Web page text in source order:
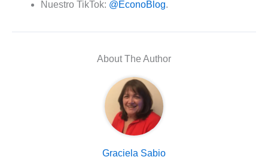
Nuestro TikTok: @EconoBlog.
About The Author
Graciela Sabio